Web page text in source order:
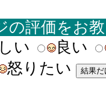
の評価をお
い
良い
怒りたい